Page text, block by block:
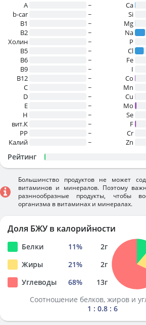
A
~
b-car
~
В1
~
B2
~
Холин
~
B5
~
B6
~
B9
~
B12
~
C
~
D
~
E
~
H
~
вит.К
~
PP
~
Калий
~
Ca
Si
Mg
Na
P
Cl
Fe
I
Co
Mn
Cu
Mo
Se
F
Cr
Zn
Рейтинг
Большинство продуктов не может
витаминов и минералов. Поэтому
разннообразные продукты, чтобы
организма в витаминах и минералах.
Доля БЖУ в калорийности
Белки 11% 2г
Жиры
21% 2г
Углеводы
68% 13г
Соотношение белков, жиров и
1 : 0.8 : 6